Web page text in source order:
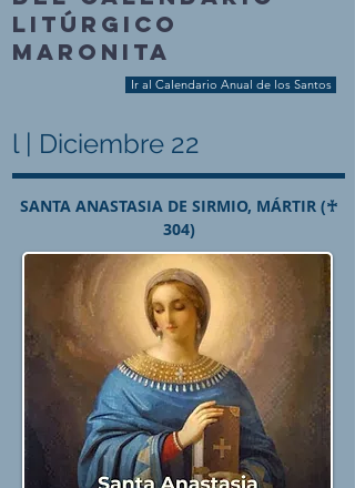
LITÚRGICO
MARONITA
Ir al Calendario Anual de los Santos
l | Diciembre 22
SANTA ANASTASIA DE SIRMIO, MÁRTIR (♰
304)